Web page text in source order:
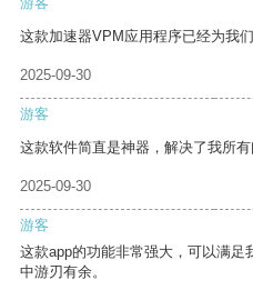
这款加速器VPM应用程序已经为我
2025-09-30
游客
这款软件简直是神器，解决了我所有
2025-09-30
游客
这款app的功能非常强大，可以满
中游刃有余。